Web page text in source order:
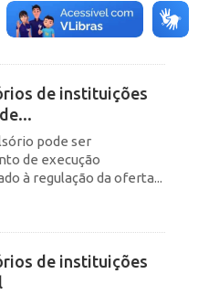
de instituições
pode ser
de execução
à regulação da oferta...
de instituições